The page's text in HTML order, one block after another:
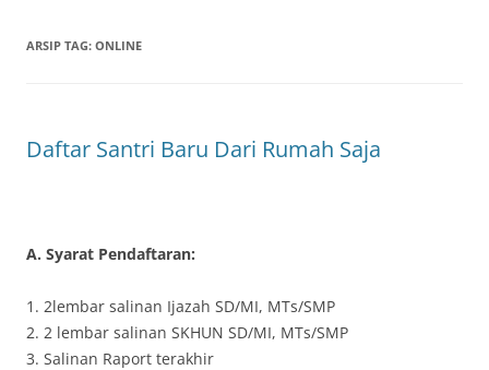
ARSIP TAG: ONLINE
Daftar Santri Baru Dari Rumah Saja
A. Syarat Pendaftaran:
1. 2lembar salinan Ijazah SD/MI, MTs/SMP
2. 2 lembar salinan SKHUN SD/MI, MTs/SMP
3. Salinan Raport terakhir